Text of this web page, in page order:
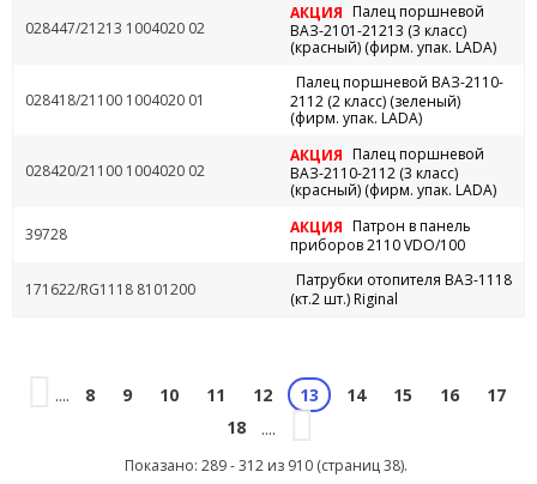
028447/21213 1004020 02
АКЦИЯ Палец поршневой
ВАЗ-2101-21213 (3 класс)
(красный) (фирм. упак. LADA)
028418/21100 1004020 01
Палец поршневой ВАЗ-2110-
2112 (2 класс) (зеленый)
(фирм. упак. LADA)
028420/21100 1004020 02
АКЦИЯ Палец поршневой
ВАЗ-2110-2112 (3 класс)
(красный) (фирм. упак. LADA)
39728 АКЦИЯ Патрон в панель
приборов 2110 VDO/100
171622/RG1118 8101200
Патрубки отопителя ВАЗ-1118
(кт.2 шт.) Riginal
.... 8 9 10 11 12 13 14 15 16
17
18
....
Показано: 289 - 312 из 910 (страниц 38).